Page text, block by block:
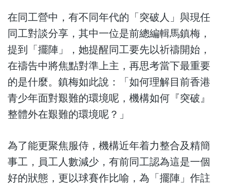
在同工營中，有不同年代的「突破人」與現任
同工對談分享，其中一位是前總編輯馬鎮梅 ，
提到「擺陣」，她提醒同工要先以祈禱開始，
在禱告中將焦點對準上主，再思考當下最重要
的是什麼。 鎮梅如此說：「如何理解目前香港
青少年面對艱難的環境呢，機構如何『突破』
整體外在艱難的環境呢？」
為了能更聚焦服侍，機構近年着力整合及精簡
事工，員工人數減少，有前同工認為這是一個
好的狀態，更以球賽作比喻，為「擺陣」作註